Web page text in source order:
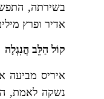
בשירתה,
אדיר ופרץ
קוֹל הַלֵּב הֲנִגְלָה
איריס מביעה
נשקה לאמת,